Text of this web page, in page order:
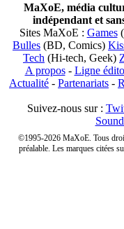
MaXoE, média
indépendant et
Sites MaXoE : Games
Bulles (BD, Comics)
Tech (Hi-tech, Geek)
A propos- Ligne
Actualité - Partenariats -
Suivez-nous sur :
©1995-2026 MaXoE. Tous
préalable. Les marques citées